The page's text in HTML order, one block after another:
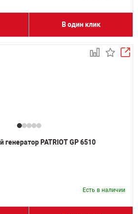
В один клик
генератор PATRIOT GP 6510
Есть в наличии